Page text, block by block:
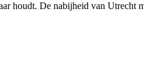
houdt. De nabijheid van Utrecht